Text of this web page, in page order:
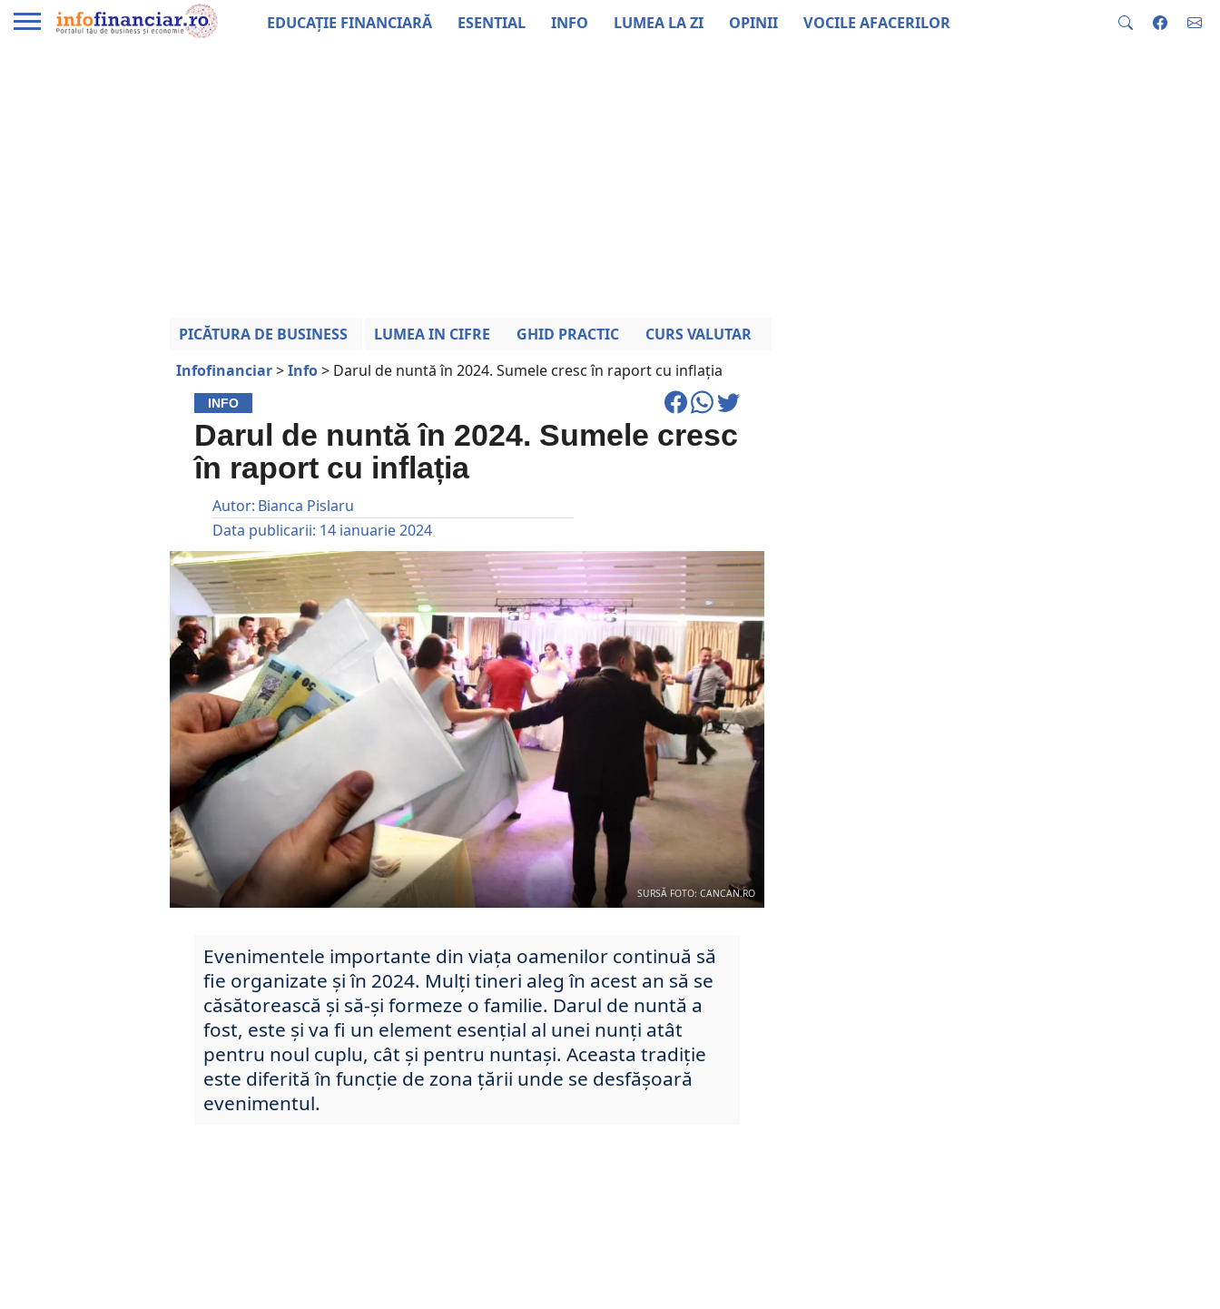
EDUCAȚIE FINANCIARĂ ESENTIAL INFO LUMEA LA ZI OPINII VOCILE AFACERILOR
PICĂTURA DE BUSINESS LUMEA IN CIFRE GHID PRACTIC
CURS VALUTAR
Infofinanciar>Info> Darul de nuntă în 2024. Sumele cresc în raport cu inflația
INFO
Darul de nuntă în 2024. Sumele cresc
în raport cu inflația
Autor: Bianca Pislaru
Data publicarii: 14 ianuarie 2024
SURSĂ FOTO: CANCAN.RO
Evenimentele importante din viața oamenilor continuă să
fie organizate și în 2024. Mulți tineri aleg în acest an să se
căsătorească și să-și formeze o familie. Darul de nuntă a
fost, este și va fi un element esențial al unei nunți atât
pentru noul cuplu, cât și pentru nuntași. Aceasta tradiție
este diferită în funcție de zona țării unde se desfășoară
evenimentul.